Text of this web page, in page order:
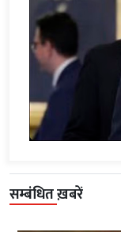
सम्बंधित ख़बरें